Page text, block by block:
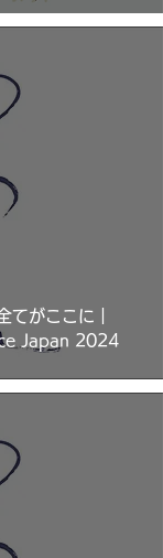
てがここに｜
Japan 2024